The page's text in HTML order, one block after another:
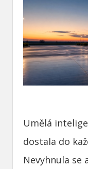
Umělá
dostala do
Nevyhnula se